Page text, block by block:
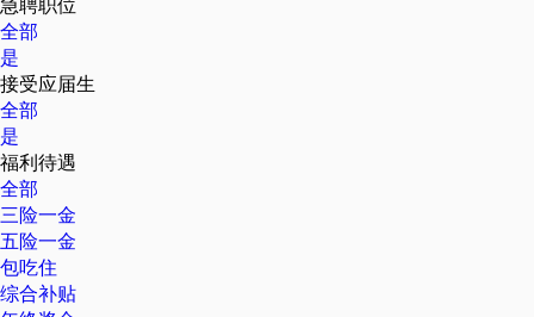
急聘职位
全部
是
接受应届生
全部
是
福利待遇
全部
三险一金
五险一金
包吃住
综合补贴